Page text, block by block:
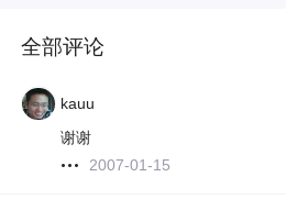
全部评论
kauu
谢谢
2007-01-15